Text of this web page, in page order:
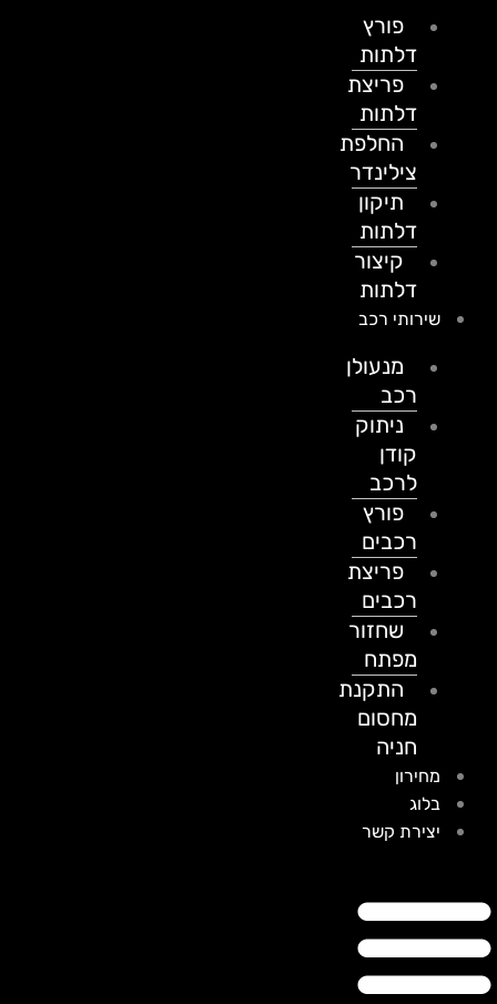
פורץ
דלתות
פריצת
דלתות
החלפת
צילינדר
תיקון
דלתות
קיצור
דלתות
שירותי רכב
מנעולן
ניתוק
לרכב
פורץ
רכבים
פריצת
רכבים
שחזור
מפתח
התקנת
מחסום
חניה
מחירון
בלוג
יצירת קשר